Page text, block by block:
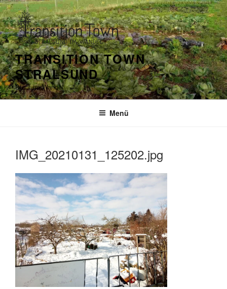
Zum
Inhalt
springen
TRANSITION TOWN
STRALSUND
Stadt im Wandel
Menü
IMG_20210131_125202.jpg